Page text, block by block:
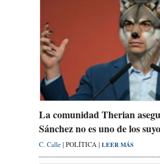
La comunidad Therian
Sánchez no es uno de los
C. Calle | POLÍTICA | LEER MÁS